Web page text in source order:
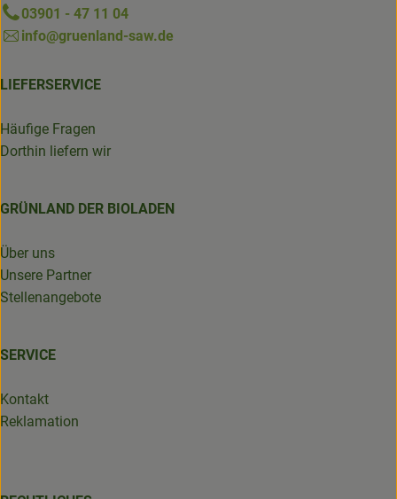
03901 - 47 11 04
info@gruenland-saw.de
LIEFERSERVICE
Häufige Fragen
Dorthin liefern wir
GRÜNLAND DER BIOLADEN
Über uns
Unsere Partner
Stellenangebote
SERVICE
Kontakt
Reklamation